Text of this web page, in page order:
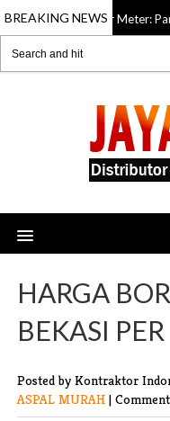
BREAKING NEWS
Bogor Per Meter:
HARGA
BEKASI
Posted by Kontraktor
ASPAL MURAH |